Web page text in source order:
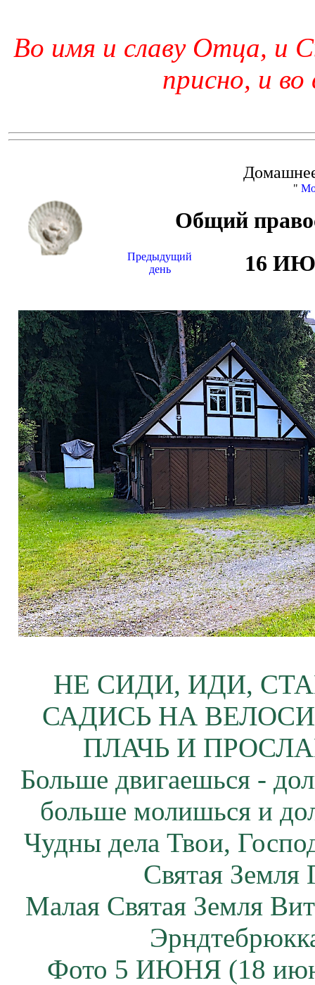
Во имя и славу Отца, и
присно, и во
"
Общий
Предыдущий
день
16
НЕ СИДИ, ИДИ,
САДИСЬ НА
ПЛАЧЬ И
Больше двигаешься -
больше молишься и
Чудны дела Твои,
Святая
Малая Святая Земля
Фото 5 ИЮНЯ (18